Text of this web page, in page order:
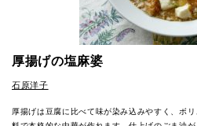
厚揚げの塩麻婆
石原洋子
厚揚げは豆腐に比べて味が染み込みやすく、ボ